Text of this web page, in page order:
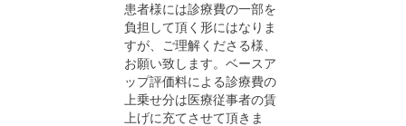
患者様には診療費の一部を
負担して頂く形にはなりま
すが、ご理解くださる様、
お願い致します。ベースア
ップ評価料による診療費の
上乗せ分は医療従事者の賃
上げに充てさせて頂きま